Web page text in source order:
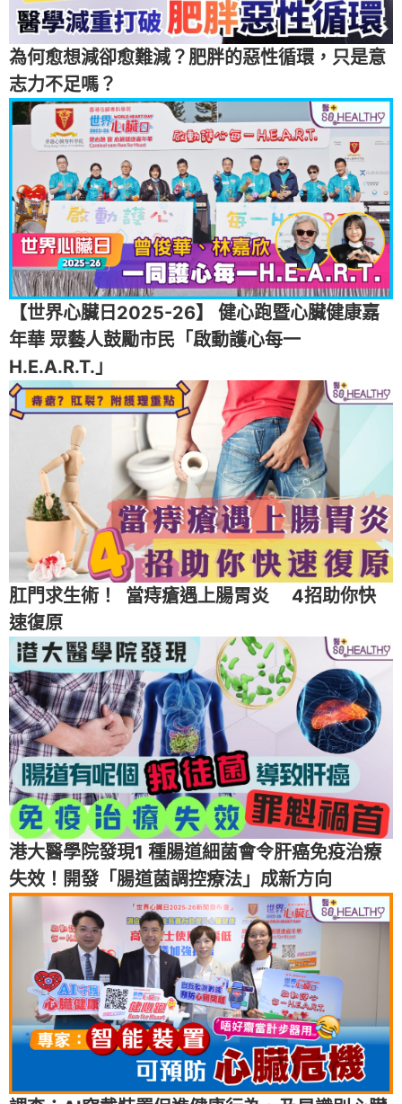
為何愈想減卻愈難減？肥胖的惡性循環，只是意
志力不足嗎？
【世界心臟日2025-26】 健心跑暨心臟健康嘉
年華 眾藝人鼓勵市民「啟動護心每一
H.E.A.R.T.」
肛門求生術！ 當痔瘡遇上腸胃炎 4招助你快
速復原
港大醫學院發現1 種腸道細菌會令肝癌免疫治療
失效！開發「腸道菌調控療法」成新方向